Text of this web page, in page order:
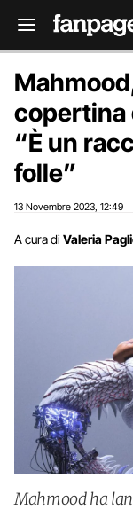
copertina
“È un
folle”
13 Novembre 2023 12:49
A cura di Valeria
Mahmood ha